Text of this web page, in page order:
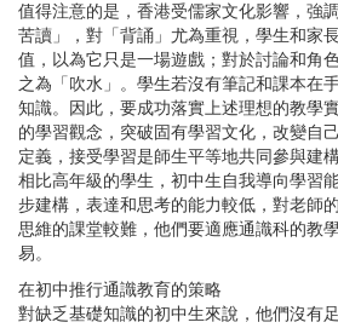
值得注意的是，香港受儒家文化影響，強
苦讀」，對「背誦」尤為重視，學生和家
值，以為它只是一場遊戲；對於討論和角
之為「吹水」。學生若沒有筆記和課本在
知識。因此，要成功落實上述理想的教學
的學習觀念，突破固有學習文化，改變自
定義，接受學習是師生平等地共同參與建
相比高年級的學生，初中生自我導向學習
步建構，表達和思考的能力較低，對老師
思維的課堂較難，他們要適應通識科的教
易。
在初中推行通識教育的策略
對缺乏基礎知識的初中生來說，他們沒有